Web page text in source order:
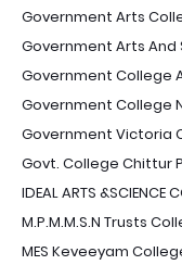
Government Arts
Government Arts
Government College
Government College
Government Victoria
Govt. College Chittur
IDEAL ARTS &SCIENCE
M.P.M.M.S.N Trusts
MES Keveeyam